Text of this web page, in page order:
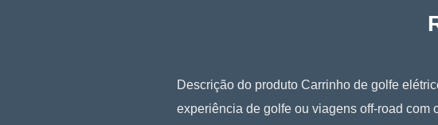
Descrição do produto Carrinho de golfe
experiência de golfe ou viagens off-road com